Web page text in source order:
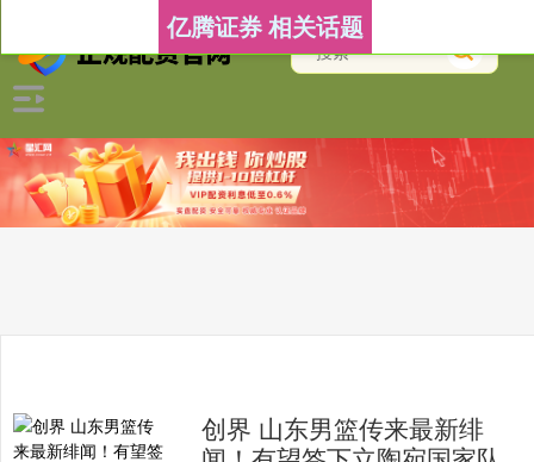
亿腾证券 相关话题
创界 山东男篮传来最新绯